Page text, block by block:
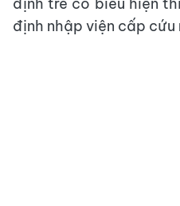
định nhập viện cấp